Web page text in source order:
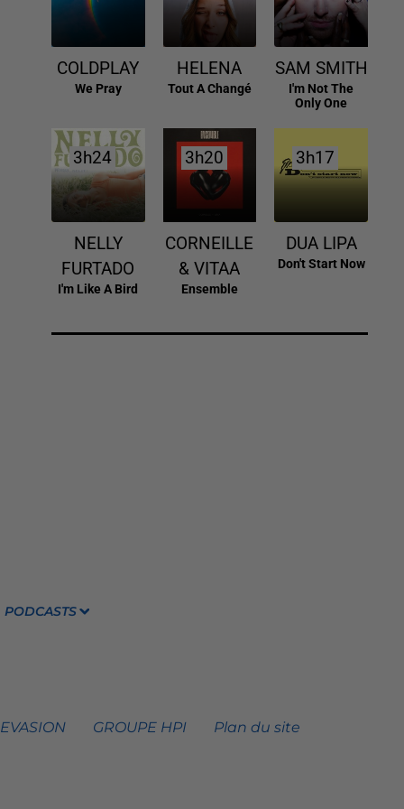
COLDPLAY
We Pray
HELENA
Tout A Changé
SAM SMITH
I'm Not The
Only One
3h24
3h24
NELLY
FURTADO
I'm Like A Bird
3h20
3h20
CORNEILLE
& VITAA
Ensemble
3h17
3h17
DUA LIPA
Don't Start Now
PODCASTS
GROUPE HPI Plan du site